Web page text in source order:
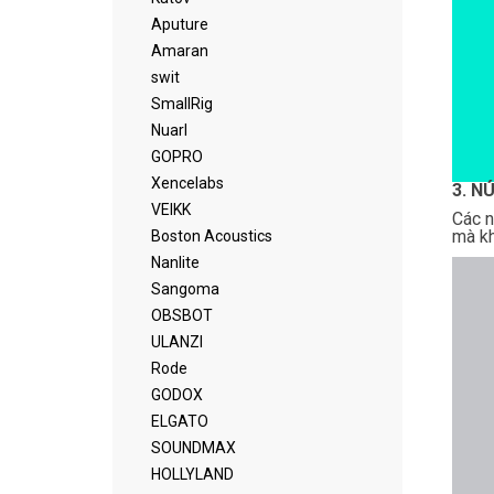
3.
Các
mà
Aputure
Amaran
swit
SmallRig
Nuarl
GOPRO
Xencelabs
VEIKK
Boston Acoustics
Nanlite
Sangoma
OBSBOT
ULANZI
Rode
GODOX
ELGATO
SOUNDMAX
HOLLYLAND